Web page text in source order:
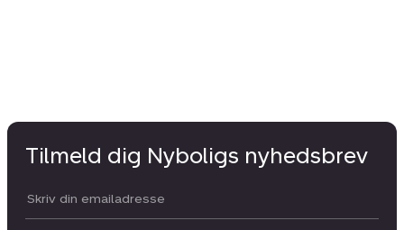
Tilmeld dig Nyboligs nyhedsbrev
Din email: